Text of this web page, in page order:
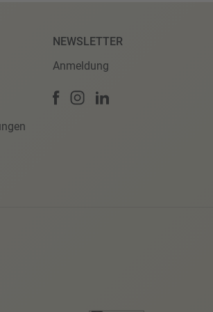
NEWSLETTER
Anmeldung